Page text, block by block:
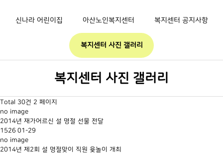
신나라 어린이집 아산노인복지센터 복지센터 공지사항
복지센터 사진 갤러리
복지센터 사진 갤러리
Total 30건 2 페이지
no image
2014년 재가어르신 설 명절 선물 전달
1526 01-29
no image
2014년 제2회 설 명절맞이 직원 윷놀이 개최